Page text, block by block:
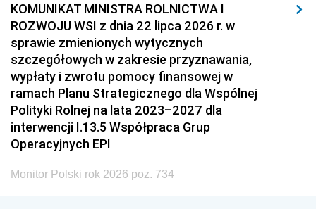
KOMUNIKAT MINISTRA ROLNICTWA I
ROZWOJU WSI z dnia 22 lipca 2026 r. w
sprawie zmienionych wytycznych
szczegółowych w zakresie przyznawania,
wypłaty i zwrotu pomocy finansowej w
ramach Planu Strategicznego dla Wspólnej
Polityki Rolnej na lata 2023–2027 dla
interwencji I.13.5 Współpraca Grup
Operacyjnych EPI
Monitor Polski rok 2026 poz. 734